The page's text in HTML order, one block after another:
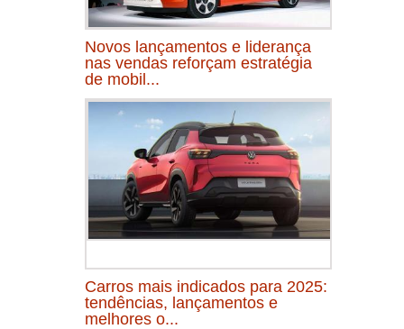
Novos lançamentos e liderança
nas vendas reforçam estratégia
de mobil...
Carros mais indicados para 2025:
tendências, lançamentos e
melhores o...